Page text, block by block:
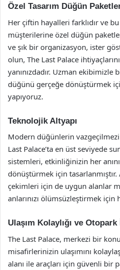
Özel Tasarım Düğün
Her çiftin hayalleri farklıdır ve
müşterilerine özel düğün
ve şık bir organizasyon, ister
olun, The Last Palace
yanınızdadır. Uzman ekibimizle
düğünü gerçeğe dönüştürmek
yapıyoruz.
Teknolojik Altyapı
Modern düğünlerin
Last Palace’ta en üst seviyede
sistemleri, etkinliğinizin her
dönüştürmek için
çekimleri için de uygun alanlar
anlarınızı ölümsüzleştirmek
Ulaşım Kolaylığı ve Otopark
The Last Palace, merkezi bir
misafirlerinizin ulaşımını
alanı ile araçları için güvenli bir